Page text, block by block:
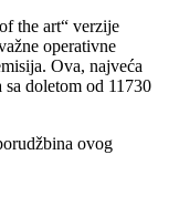
the art“ verzije
operativne
Ova, najveća
doletom od 11730
ovog